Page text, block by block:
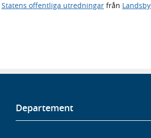
Statens offentliga utredningar från
Departement